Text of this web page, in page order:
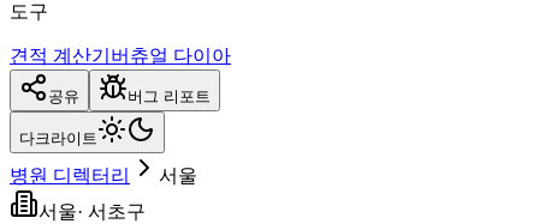
도구
견적 계산기 버츄얼 다이아
공유 버그 리포트
다크 라이트
병원 디렉터리
서울
서울· 서초구